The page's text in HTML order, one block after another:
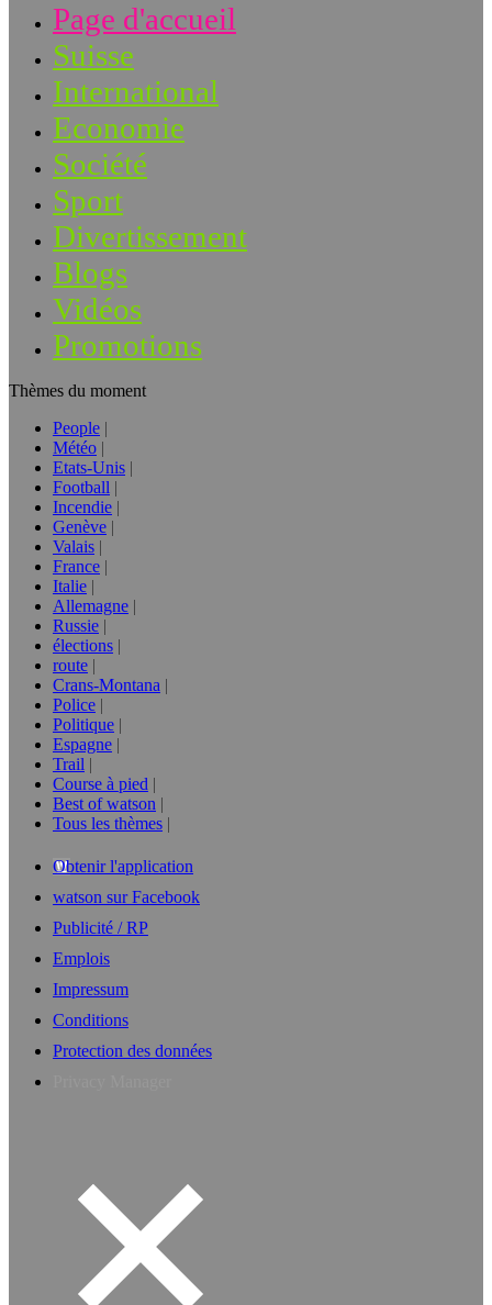
Page d'accueil
Suisse
International
Economie
Société
Sport
Divertissement
Blogs
Vidéos
Promotions
Thèmes du moment
People
Météo
Etats-Unis
Football
Incendie
Genève
Valais
France
Italie
Allemagne
Russie
élections
route
Crans-Montana
Police
Politique
Espagne
Trail
Course à pied
Best of watson
Tous les thèmes
Obtenir l'application
watson sur Facebook
Publicité / RP
Emplois
Impressum
Conditions
Protection des données